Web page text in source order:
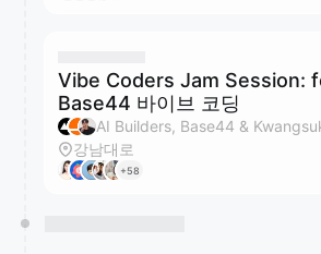
Vibe Coders Jam Session:
Base44 바이브 코딩
강남대로
+58